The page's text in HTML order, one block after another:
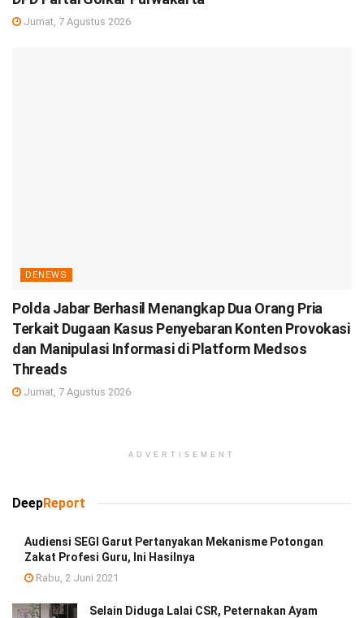
Jumat, 7 Agustus 2026
DENEWS
Polda Jabar Berhasil Menangkap Dua Orang Pria
Terkait Dugaan Kasus Penyebaran Konten Provokasi
dan Manipulasi Informasi di Platform Medsos
Threads
Jumat, 7 Agustus 2026
ADVERTISEMENT
DeepReport
Audiensi SEGI Garut Pertanyakan Mekanisme Potongan
Zakat Profesi Guru, Ini Hasilnya
Rabu, 2 Juni 2021
Selain Diduga Lalai CSR, Peternakan Ayam